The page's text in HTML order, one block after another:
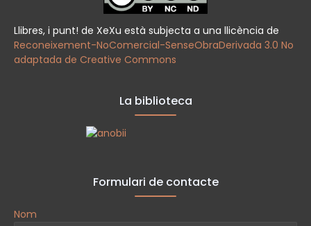
Llibres, i punt! de XeXu està subjecta a una llicència de
Reconeixement-NoComercial-SenseObraDerivada 3.0 No
adaptada de Creative Commons
La biblioteca
Formulari de contacte
Nom